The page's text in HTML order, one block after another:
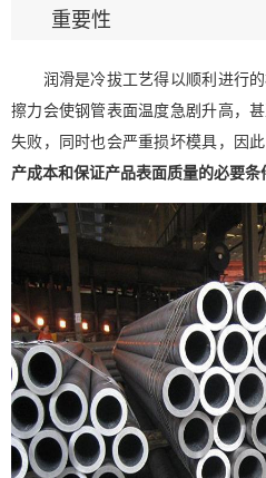
重要性
润滑是冷拔工艺得以顺利进行的
擦力会使钢管表面温度急剧升高，
失败，同时也会严重损坏模具，因此
产成本和保证产品表面质量的必要条